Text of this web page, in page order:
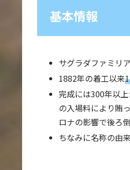
基本情報
サグラダファミリ
1882年の着工以来
完成には300年以
の入場料により賄
ロナの影響で後ろ
ちなみに名称の由